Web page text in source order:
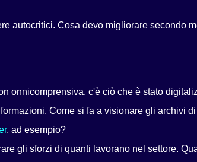
autocritici. Cosa devo migliorare secondo
onnicomprensiva, c'è ciò che è stato
Come si fa a visionare gli archivi di
, ad esempio?
gli sforzi di quanti lavorano nel settore.